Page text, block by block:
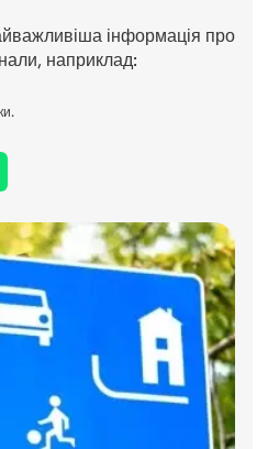
інформація про
наприклад: